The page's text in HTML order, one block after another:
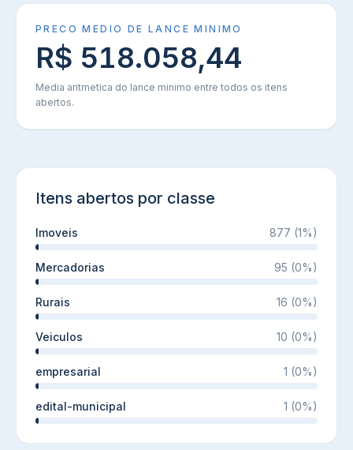
PRECO MEDIO DE LANCE MINIMO
R$ 518.058,44
Media aritmetica do lance minimo entre todos os itens
abertos.
Itens abertos por classe
Imoveis 877 (1%)
Mercadorias 95 (0%)
Rurais 16 (0%)
Veiculos 10 (0%)
empresarial 1 (0%)
edital-municipal 1 (0%)